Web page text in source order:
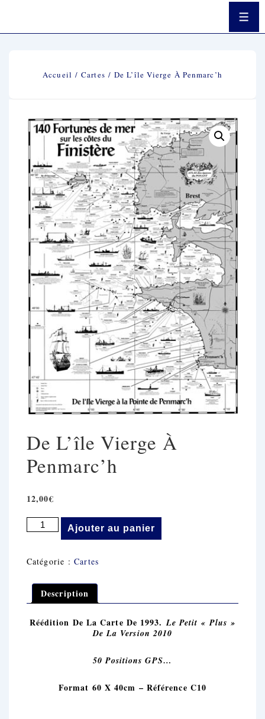
Contenu
Accueil /Cartes / De L’île Vierge À Penmarc’h
De L’île Vierge À
Penmarc’h
12,00€
Quantité
De
Vierge
Penmarc'h
Ajouter au panier
Catégorie :Cartes
Description
Réédition De La Carte De 1993.Le Petit « Plus »
De La Version 2010
50 Positions GPS…
Format 60 X 40cm – Référence C10